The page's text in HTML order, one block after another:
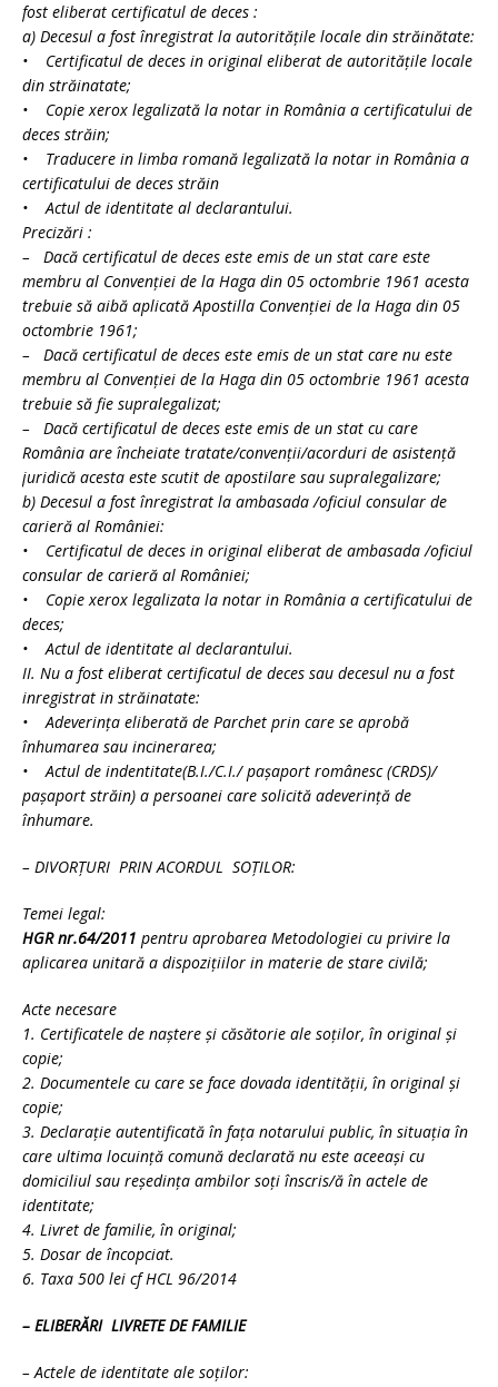
fost eliberat certificatul de deces :
a) Decesul a fost înregistrat la autorităţile locale din străinătate:
• Certificatul de deces in original eliberat de autorităţile locale
din străinatate;
• Copie xerox legalizată la notar in România a certificatului de
deces străin;
• Traducere in limba romană legalizată la notar in România a
certificatului de deces străin
• Actul de identitate al declarantului.
Precizări :
– Dacă certificatul de deces este emis de un stat care este
membru al Convenţiei de la Haga din 05 octombrie 1961 acesta
trebuie să aibă aplicată Apostilla Convenţiei de la Haga din 05
octombrie 1961;
– Dacă certificatul de deces este emis de un stat care nu este
membru al Convenţiei de la Haga din 05 octombrie 1961 acesta
trebuie să fie supralegalizat;
– Dacă certificatul de deces este emis de un stat cu care
România are încheiate tratate/convenţii/acorduri de asistenţă
juridică acesta este scutit de apostilare sau supralegalizare;
b) Decesul a fost înregistrat la ambasada /oficiul consular de
carieră al României:
• Certificatul de deces in original eliberat de ambasada /oficiul
consular de carieră al României;
• Copie xerox legalizata la notar in România a certificatului de
deces;
• Actul de identitate al declarantului.
II. Nu a fost eliberat certificatul de deces sau decesul nu a fost
inregistrat in străinatate:
• Adeverinţa eliberată de Parchet prin care se aprobă
înhumarea sau incinerarea;
• Actul de indentitate(B.I./C.I./ paşaport românesc (CRDS)/
paşaport străin) a persoanei care solicită adeverinţă de
înhumare.
– DIVORŢURI PRIN ACORDUL SOŢILOR:
Temei legal:
HGR nr.64/2011 pentru aprobarea Metodologiei cu privire la
aplicarea unitară a dispoziţiilor in materie de stare civilă;
Acte necesare
1. Certificatele de naştere şi căsătorie ale soţilor, în original şi
copie;
2. Documentele cu care se face dovada identităţii, în original şi
copie;
3. Declaraţie autentificată în faţa notarului public, în situaţia în
care ultima locuinţă comună declarată nu este aceeaşi cu
domiciliul sau reşedinţa ambilor soţi înscris/ă în actele de
identitate;
4. Livret de familie, în original;
5. Dosar de încopciat.
6. Taxa 500 lei cf HCL 96/2014
– ELIBERĂRI LIVRETE DE FAMILIE
– Actele de identitate ale soţilor: